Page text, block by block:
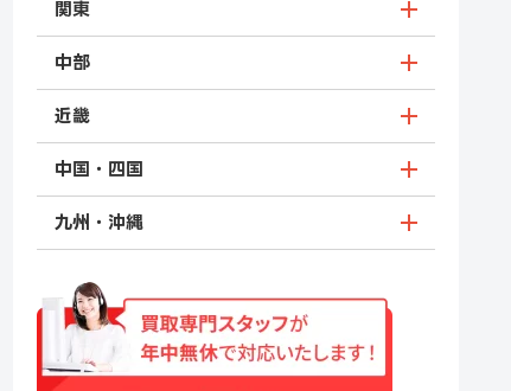
関東
中部
近畿
中国・四国
九州・沖縄